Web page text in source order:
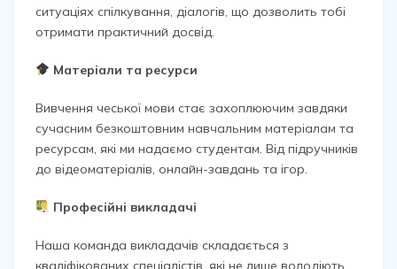
ситуаціях спілкування, діалогів, що дозволить тобі
отримати практичний досвід.
Матеріали та ресурси
Вивчення чеської мови стає захоплюючим завдяки
сучасним безкоштовним навчальним матеріалам та
ресурсам, які ми надаємо студентам. Від підручників
до відеоматеріалів, онлайн-завдань та ігор.
Професійні викладачі
Наша команда викладачів складається з
кваліфікованих спеціалістів, які не лише володіють